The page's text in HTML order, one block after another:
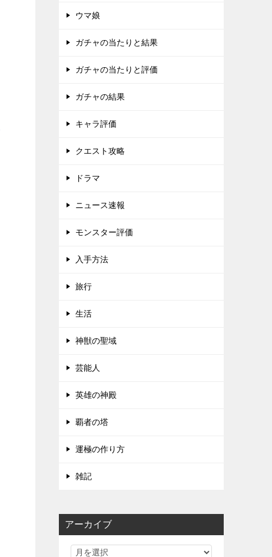
ウマ娘
ガチャの当たりと結果
ガチャの当たりと評価
ガチャの結果
キャラ評価
クエスト攻略
ドラマ
ニュース速報
モンスター評価
入手方法
旅行
生活
神獣の聖域
芸能人
英雄の神殿
覇者の塔
運極の作り方
雑記
アーカイブ